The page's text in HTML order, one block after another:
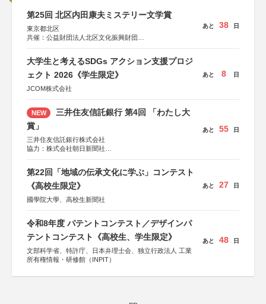
第25回 北区内田康夫ミステリー文学賞
東京都北区
共催：公益財団法人北区文化振興財団
協賛：株式会社実業之日本社
あと 38 日
大学生と考えるSDGs アクション支援プロジ
ェクト 2026《学生限定》
JCOM株式会社
あと 8 日
NEW
三井住友信託銀行 第4回 「わたし大
賞」
三井住友信託銀行株式会社
協力：株式会社朝日新聞社
あと 55 日
第22回「地域の伝承文化に学ぶ」コンテスト
《高校生限定》
國學院大學、高校生新聞社
あと 27 日
令和8年度 パテントコンテスト／デザインパ
テントコンテスト《高校生、学生限定》
文部科学省、特許庁、日本弁理士会、独立行政法人 工業
所有権情報・研修館（INPIT）
あと 48 日